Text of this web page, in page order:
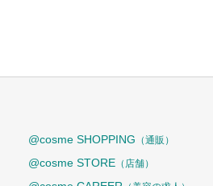
@cosme SHOPPING （通販）
@cosme STORE （店舗）